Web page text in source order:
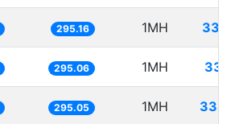
295.16 1MH
295.06 1MH
295.05 1MH